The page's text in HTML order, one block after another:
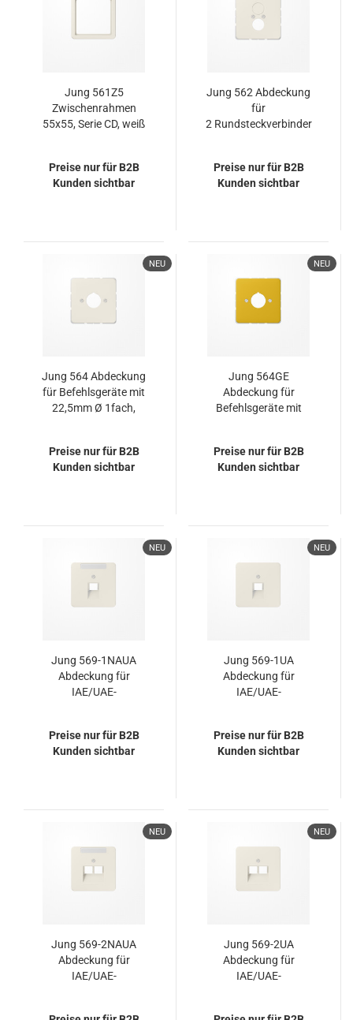
Jung 561Z5
Zwischenrahmen
55x55, Serie CD, weiß
Preise nur für B2B
Kunden sichtbar
Jung 562 Abdeckung
für
2 Rundsteckverbinder
weiß
Preise nur für B2B
Kunden sichtbar
NEU
Jung 564 Abdeckung
für Befehlsgeräte mit
22,5mm Ø 1fach,
Preise nur für B2B
Kunden sichtbar
NEU
Jung 564GE
Abdeckung für
Befehlsgeräte mit
gelb
Preise nur für B2B
Kunden sichtbar
NEU
Jung 569-1NAUA
Abdeckung für
IAE/UAE-
Serie CD, weiß
Preise nur für B2B
Kunden sichtbar
NEU
Jung 569-1UA
Abdeckung für
IAE/UAE-
Serie CD, weiß
Preise nur für B2B
Kunden sichtbar
NEU
Jung 569-2NAUA
Abdeckung für
IAE/UAE-
NEU
Jung 569-2UA
Abdeckung für
IAE/UAE-